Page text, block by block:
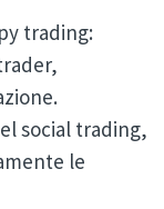
trading:
social trading,
le